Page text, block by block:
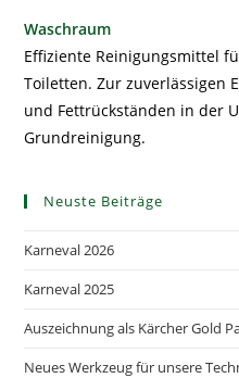
Waschraum
Effiziente Reinigungsmittel
Toiletten. Zur zuverlässigen
und Fettrückständen in der
Grundreinigung.
Neuste Beiträge
Karneval 2026
Karneval 2025
Auszeichnung als Kärcher Gold
Neues Werkzeug für unsere